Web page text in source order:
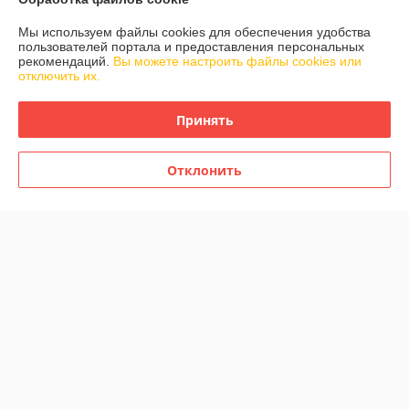
Контакты
Доставка и оплата
Мы используем файлы cookies для обеспечения удобства
пользователей портала и предоставления персональных
рекомендаций. Вы можете настроить файлы cookies или
отключить их.
Принять
Отклонить